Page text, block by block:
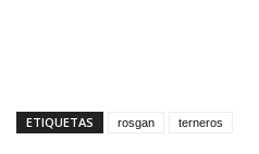
ETIQUETAS rosgan terneros